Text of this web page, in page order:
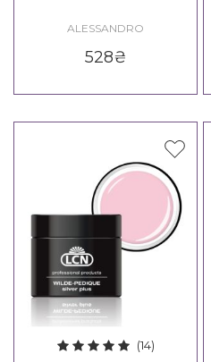
ALESSANDRO
528₴
(14)